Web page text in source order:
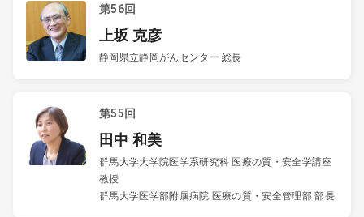
第56回
上坂 克彦
静岡県立静岡がんセンター 総長
第55回
田中 和美
群馬大学大学院医学系研究科 医療の質・安全学講座
教授
群馬大学医学部附属病院 医療の質・安全管理部 部長